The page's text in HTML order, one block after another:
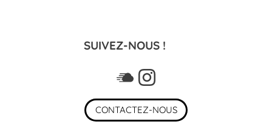
SUIVEZ-NOUS !
CONTACTEZ-NOUS